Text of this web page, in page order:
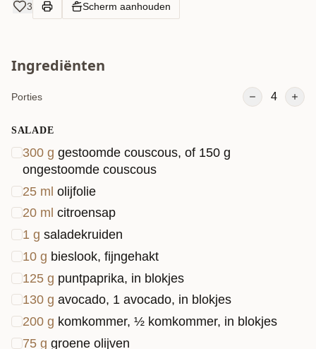
3 Scherm aanhouden
Ingrediënten
Porties 4
SALADE
300 g gestoomde couscous, of 150 g
ongestoomde couscous
25 ml olijfolie
20 ml citroensap
1 g saladekruiden
10 g bieslook, fijngehakt
125 g puntpaprika, in blokjes
130 g avocado, 1 avocado, in blokjes
200 g komkommer, ½ komkommer, in blokjes
75 g groene olijven